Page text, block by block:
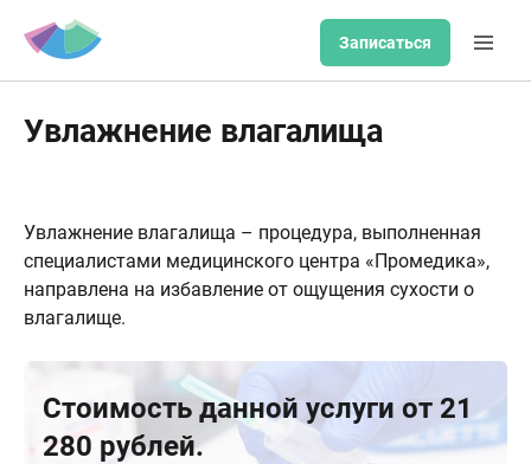
Записаться
Увлажнение влагалища
Увлажнение влагалища – процедура, выполненная
специалистами медицинского центра «Промедика»,
направлена на избавление от ощущения сухости о
влагалище.
Стоимость данной услуги от 21
280 рублей.